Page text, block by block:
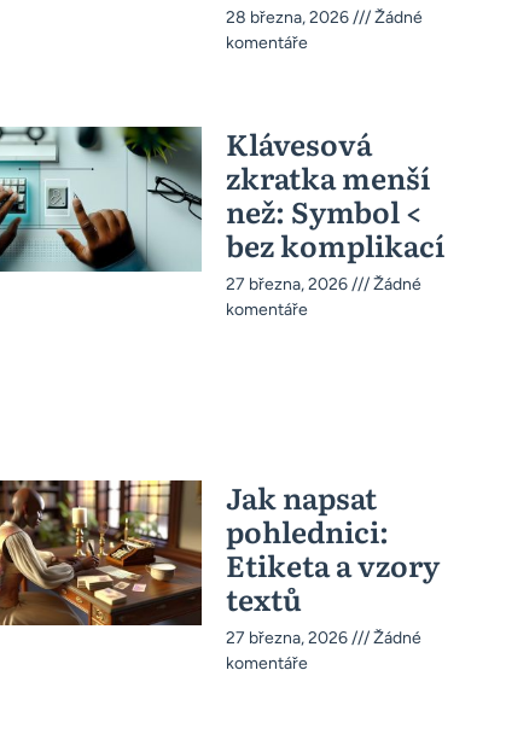
28 března, 2026
Žádné
komentáře
Klávesová
zkratka menší
než: Symbol <
bez komplikací
27 března, 2026
Žádné
komentáře
Jak napsat
pohlednici:
Etiketa a vzory
textů
27 března, 2026
Žádné
komentáře